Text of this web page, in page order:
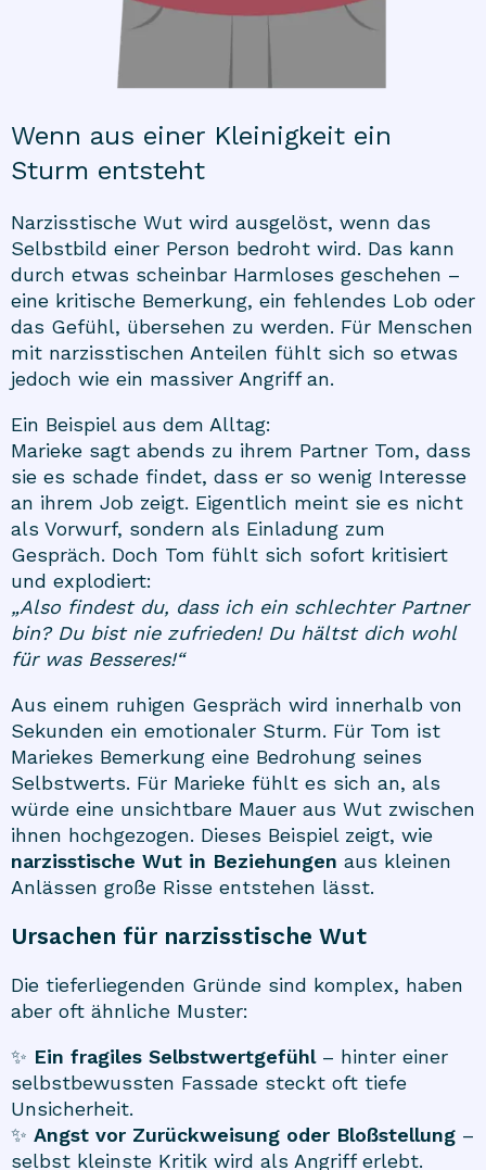
Wenn aus einer Kleinigkeit ein
Sturm entsteht
Narzisstische Wut wird ausgelöst, wenn das
Selbstbild einer Person bedroht wird. Das kann
durch etwas scheinbar Harmloses geschehen –
eine kritische Bemerkung, ein fehlendes Lob oder
das Gefühl, übersehen zu werden. Für Menschen
mit narzisstischen Anteilen fühlt sich so etwas
jedoch wie ein massiver Angriff an.
Ein Beispiel aus dem Alltag:
Marieke sagt abends zu ihrem Partner Tom, dass
sie es schade findet, dass er so wenig Interesse
an ihrem Job zeigt. Eigentlich meint sie es nicht
als Vorwurf, sondern als Einladung zum
Gespräch. Doch Tom fühlt sich sofort kritisiert
und explodiert:
„Also findest du, dass ich ein schlechter Partner
bin? Du bist nie zufrieden! Du hältst dich wohl
für was Besseres!“
Aus einem ruhigen Gespräch wird innerhalb von
Sekunden ein emotionaler Sturm. Für Tom ist
Mariekes Bemerkung eine Bedrohung seines
Selbstwerts. Für Marieke fühlt es sich an, als
würde eine unsichtbare Mauer aus Wut zwischen
ihnen hochgezogen. Dieses Beispiel zeigt, wie
narzisstische Wut in Beziehungen aus kleinen
Anlässen große Risse entstehen lässt.
Ursachen für narzisstische Wut
Die tieferliegenden Gründe sind komplex, haben
aber oft ähnliche Muster:
✨ Ein fragiles Selbstwertgefühl– hinter einer
selbstbewussten Fassade steckt oft tiefe
Unsicherheit.
✨ Angst vor Zurückweisung oder Bloßstellung –
selbst kleinste Kritik wird als Angriff erlebt.